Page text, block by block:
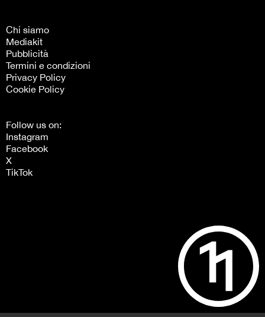
Chi siamo
Mediakit
Pubblicità
Termini e condizioni
Privacy Policy
Cookie Policy
Follow us on:
Instagram
Facebook
X
TikTok